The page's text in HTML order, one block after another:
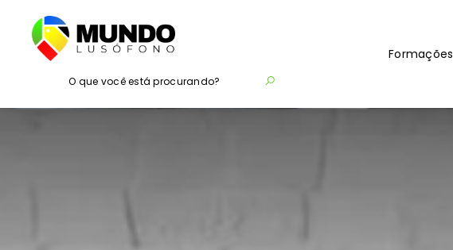
O que você está procurando?
Formações